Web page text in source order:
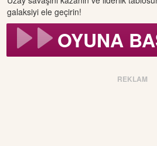
galaksiyi ele geçirin!
OYUNA
REKLAM